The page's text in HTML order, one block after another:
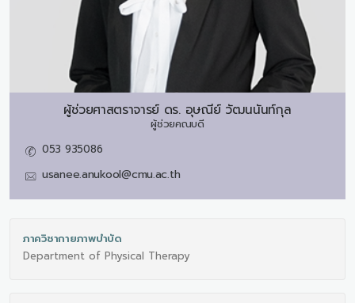
ผู้ช่วยศาสตราจารย์ ดร. อุษณีย์ วัฒนนันท์กุล
ผู้ช่วยคณบดี
053 935086
usanee.anukool@cmu.ac.th
ภาควิชากายภาพบําบัด
Department of Physical Therapy